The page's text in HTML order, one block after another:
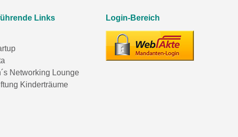
Links
Networking Lounge
Kinderträume
Login-Bereich